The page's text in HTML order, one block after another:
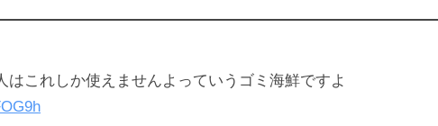
はこれしか使えませんよっていうゴミ海鮮ですよ